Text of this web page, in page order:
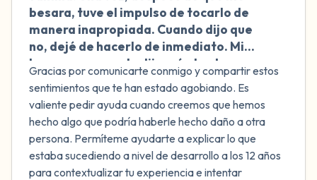
besara, tuve el impulso de tocarlo de
manera inapropiada. Cuando dijo que
no, dejé de hacerlo de inmediato. Mi
hermano mayor le dijo más tarde que
besar a miembros de la familia no era
apropiado. Nunca le he contado a nadie
sobre mi impulso y siento una intensa
vergüenza y asco conmigo misma.
¿Debería hablar con alguien sobre
esto?
Gracias por comunicarte conmigo y compartir estos
sentimientos que te han estado agobiando. Es
valiente pedir ayuda cuando creemos que hemos
hecho algo que podría haberle hecho daño a otra
persona. Permíteme ayudarte a explicar lo que
estaba sucediendo a nivel de desarrollo a los 12 años
para contextualizar tu experiencia e intentar